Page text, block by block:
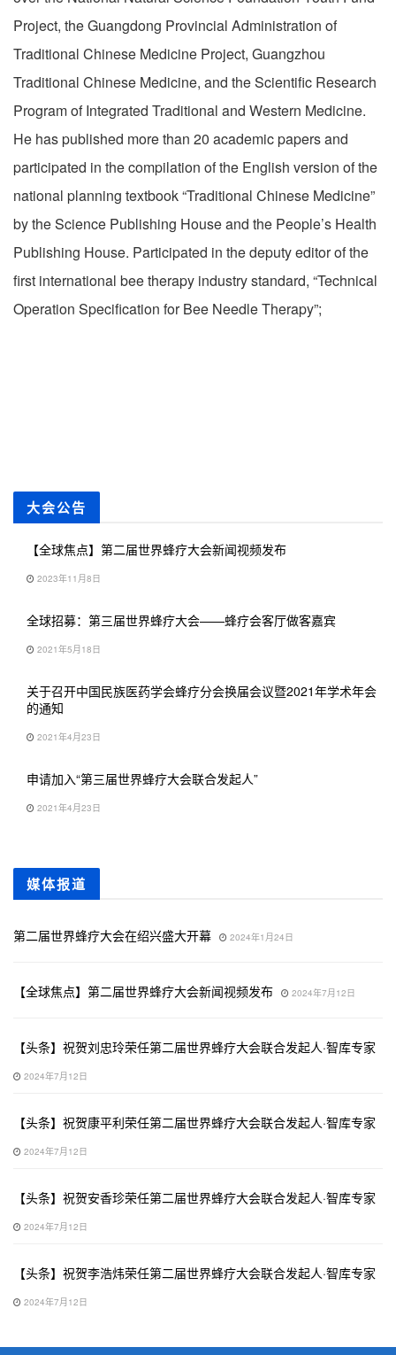
Project, the Guangdong Provincial Administration of
Traditional Chinese Medicine Project, Guangzhou
Traditional Chinese Medicine, and the Scientific Research
Program of Integrated Traditional and Western Medicine.
He has published more than 20 academic papers and
participated in the compilation of the English version of the
national planning textbook “Traditional Chinese Medicine”
by the Science Publishing House and the People’s Health
Publishing House. Participated in the deputy editor of the
first international bee therapy industry standard, “Technical
Operation Specification for Bee Needle Therapy”;
大会公告
【全球焦点】第二届世界蜂疗大会新闻视频发布
2023年11月8日
全球招募：第三届世界蜂疗大会——蜂疗会客厅做客嘉宾
2021年5月18日
关于召开中国民族医药学会蜂疗分会换届会议暨2021年学术年会
的通知
2021年4月23日
申请加入“第三届世界蜂疗大会联合发起人”
2021年4月23日
媒体报道
第二届世界蜂疗大会在绍兴盛大开幕 2024年1月24日
【全球焦点】第二届世界蜂疗大会新闻视频发布 2024年7月12日
【头条】祝贺刘忠玲荣任第二届世界蜂疗大会联合发起人·智库专家
2024年7月12日
【头条】祝贺康平利荣任第二届世界蜂疗大会联合发起人·智库专家
2024年7月12日
【头条】祝贺安香珍荣任第二届世界蜂疗大会联合发起人·智库专家
2024年7月12日
【头条】祝贺李浩炜荣任第二届世界蜂疗大会联合发起人·智库专家
2024年7月12日